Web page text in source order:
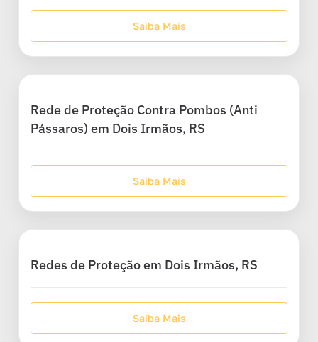
Saiba Mais
Rede de Proteção Contra Pombos (Anti
Pássaros) em Dois Irmãos, RS
Saiba Mais
Redes de Proteção em Dois Irmãos, RS
Saiba Mais